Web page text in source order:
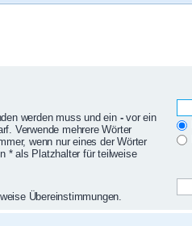
werden muss und ein -vor ein
Verwende mehrere Wörter
wenn nur eines der Wörter
* als Platzhalter für teilweise
Übereinstimmungen.